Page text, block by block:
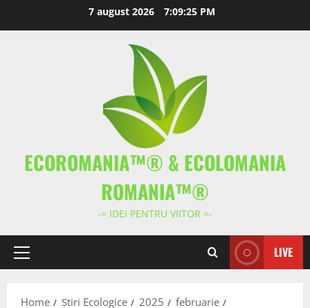
7 august 2026 7:09:26 PM
ECOROMANIA™® & ECOLOMANIA
ROMANIA™®
-= IDEI PENTRU VIITOR =-
Primary
LIVE
Home Știri Ecologice 2025
februarie